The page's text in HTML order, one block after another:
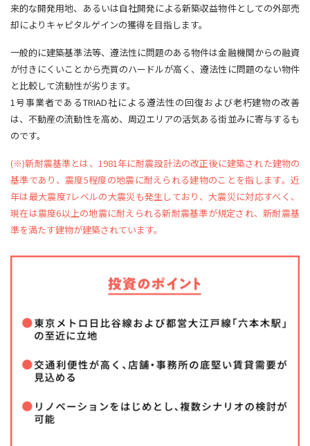
来的な開発用地、あるいは自社開発による新築収益物件としての外部売
却によりキャピタルゲインの獲得を目指します。
一般的に建築基準法等、遵法性に問題のある物件は金融機関からの融資
が付きにくいことから売買のハードルが高く、遵法性に問題のない物件
と比較して流動性が劣ります。
1号事業者であるTRIAD社による遵法性の回復および老朽建物の改善
は、不動産の流動性を高め、周辺エリアの活気ある街並みに寄与するも
のです。
(※)新耐震基準とは、1981年に耐震設計法の改正後に建築された建物の
基準であり、震度5程度の地震に耐えられる建物のことを指します。近
年は最大震度7レベルの大震災も発生しており、大震災に対応すべく、
現在は震度6以上の地震に耐えられる新耐震基準が規定され、新耐震基
準を満たす建物が建築されています。